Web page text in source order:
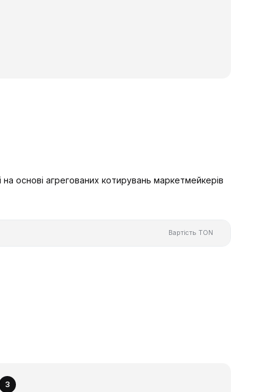
основі агрегованих котирувань маркетмейкерів
Вартість TON
3